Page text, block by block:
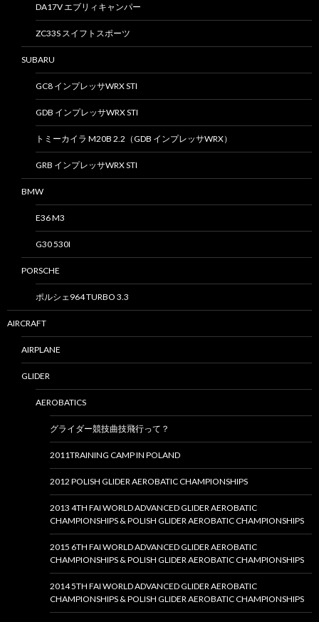
DA17V エブリィキャンパー
ZC33S スイフトスポーツ
SUBARU
GC8 インプレッサWRX STI
GDB インプレッサWRX STI
トミーカイラ M20B 2.2（GDB インプレッサWRX）
GRB インプレッサWRX STI
BMW
E36 M3
G30 530I
PORSCHE
ポルシェ964 TURBO 3.3
AIRCRAFT
AIRPLANE
GLIDER
AEROBATICS
グライダー競技曲技飛行って？
2011TRAINING CAMP IN POLAND
2012 POLISH GLIDER AEROBATIC CHAMPIONSHIPS
2013 4TH FAI WORLD ADVANCED GLIDER AEROBATIC
CHAMPIONSHIPS & POLISH GLIDER AEROBATIC CHAMPIONSHIPS
2015 6TH FAI WORLD ADVANCED GLIDER AEROBATIC
CHAMPIONSHIPS & POLISH GLIDER AEROBATIC CHAMPIONSHIPS
2014 5TH FAI WORLD ADVANCED GLIDER AEROBATIC
CHAMPIONSHIPS & POLISH GLIDER AEROBATIC CHAMPIONSHIPS